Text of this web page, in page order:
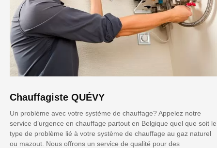
Chauffagiste QUÉVY
Un problème avec votre système de chauffage? Appelez notre
service d’urgence en chauffage partout en Belgique quel que soit le
type de problème lié à votre système de chauffage au gaz naturel
ou mazout. Nous offrons un service de qualité pour des